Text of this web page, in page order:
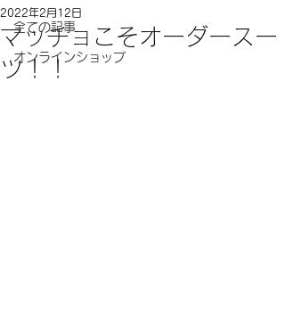
全ての記事
オンラインショップ
マッチョこそオーダースー
ツ！！
2022年2月12日